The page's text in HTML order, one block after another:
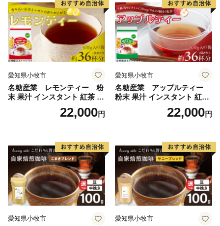
愛知県小牧市
名糖産業 レモンティー 粉
末 果汁 インスタント 紅茶 ビ
タミンC 袋 ロングセラー 粉
末飲料 粉末茶 簡単 手軽 ホッ
22,000円
愛知県小牧市
名糖産業 アップルティー
粉末 果汁 インスタント 紅茶
ティー ビタミンC 袋 ロング
セラー 粉末飲料 粉末茶 簡単
22,000円
愛知県小牧市 愛知県小牧市